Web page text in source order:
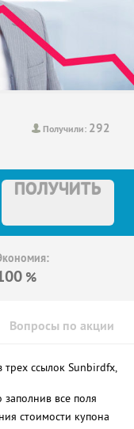
Получили: 292
ПОЛУЧИТЬ
%
Вопросы по акции
трех ссылок Sunbirdfx,
все поля
стоимости купона